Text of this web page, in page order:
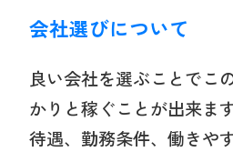
会社選びについて
良い会社を選ぶことでこ
かりと稼ぐことが出来ま
待遇、勤務条件、働きや